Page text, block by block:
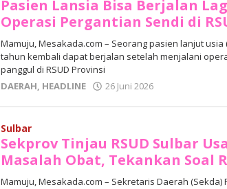
Pasien Lansia Bisa Berjalan
Operasi Pergantian Sendi di
Mamuju, Mesakada.com – Seorang pasien lanjut usia
tahun kembali dapat berjalan setelah menjalani
panggul di RSUD Provinsi
DAERAH, HEADLINE 26 Juni 2026
Junaedi
Sulbar
Sekprov Tinjau RSUD Sulbar
Masalah Obat, Tekankan Soal
Mamuju, Mesakada.com – Sekretaris Daerah (Sekda)